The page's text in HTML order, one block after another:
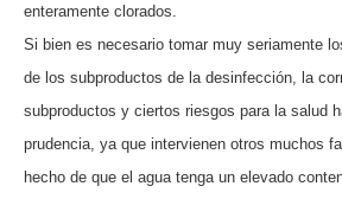
enteramente clorados.
Si bien es necesario tomar muy seriamente
de los subproductos de la desinfección, la
subproductos y ciertos riesgos para la salud
prudencia, ya que intervienen otros muchos
hecho de que el agua tenga un elevado